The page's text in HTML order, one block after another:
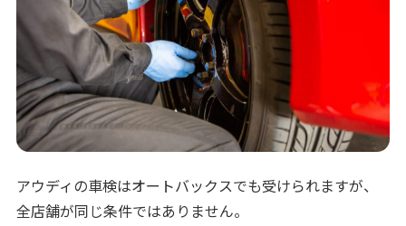
アウディの車検はオートバックスでも受けられますが、
全店舗が同じ条件ではありません。